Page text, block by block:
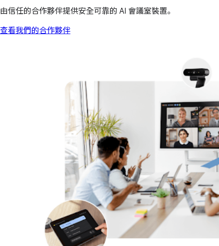
由信任的合作夥伴提供安全可靠的 AI 會議室裝置。
查看我們的合作夥伴